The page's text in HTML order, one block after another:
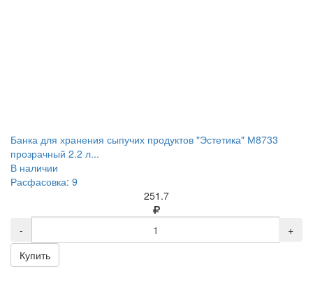
Банка для хранения сыпучих продуктов "Эстетика" М8733
прозрачный 2.2 л...
В наличии
Расфасовка: 9
251.7
-
+
Купить